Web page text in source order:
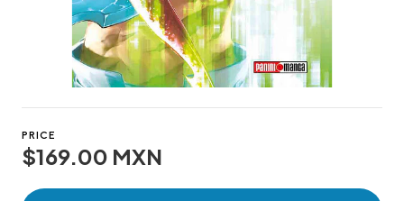
PRICE
$169.00 MXN